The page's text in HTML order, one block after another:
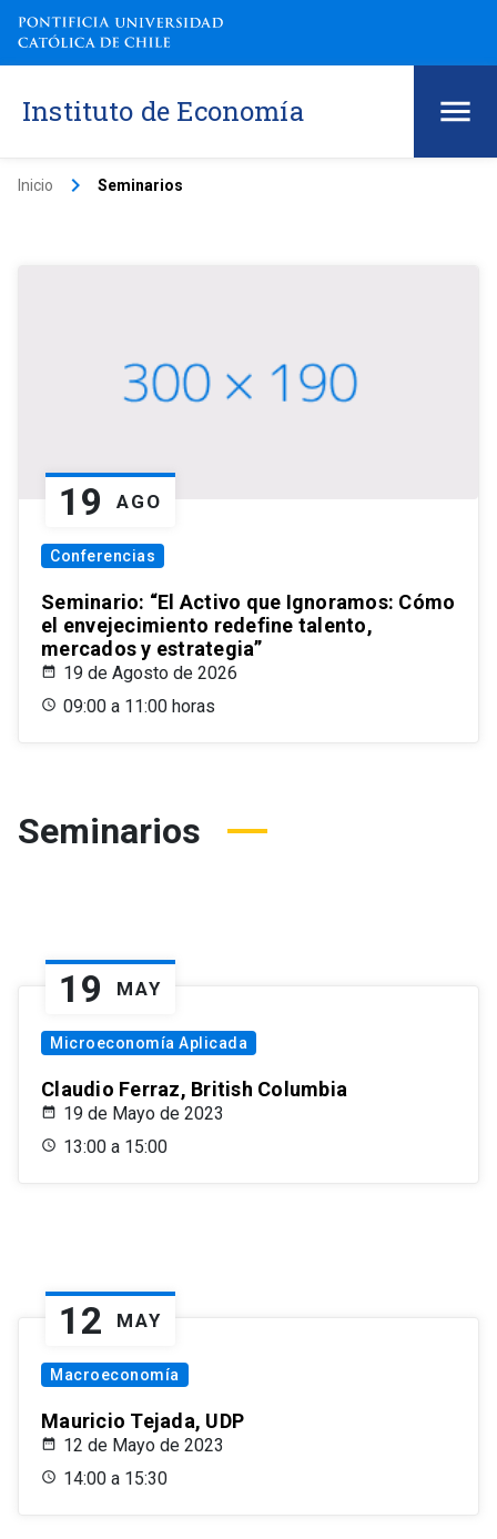
Instituto de Economía
Inicio keyboard_arrow_right Seminarios
19 AGO
Conferencias
Seminario: “El Activo que Ignoramos: Cómo
el envejecimiento redefine talento,
mercados y estrategia”
19 de Agosto de 2026
09:00 a 11:00 horas
Seminarios
19 MAY
Microeconomía Aplicada
Claudio Ferraz, British Columbia
19 de Mayo de 2023
13:00 a 15:00
12 MAY
Macroeconomía
Mauricio Tejada, UDP
12 de Mayo de 2023
14:00 a 15:30